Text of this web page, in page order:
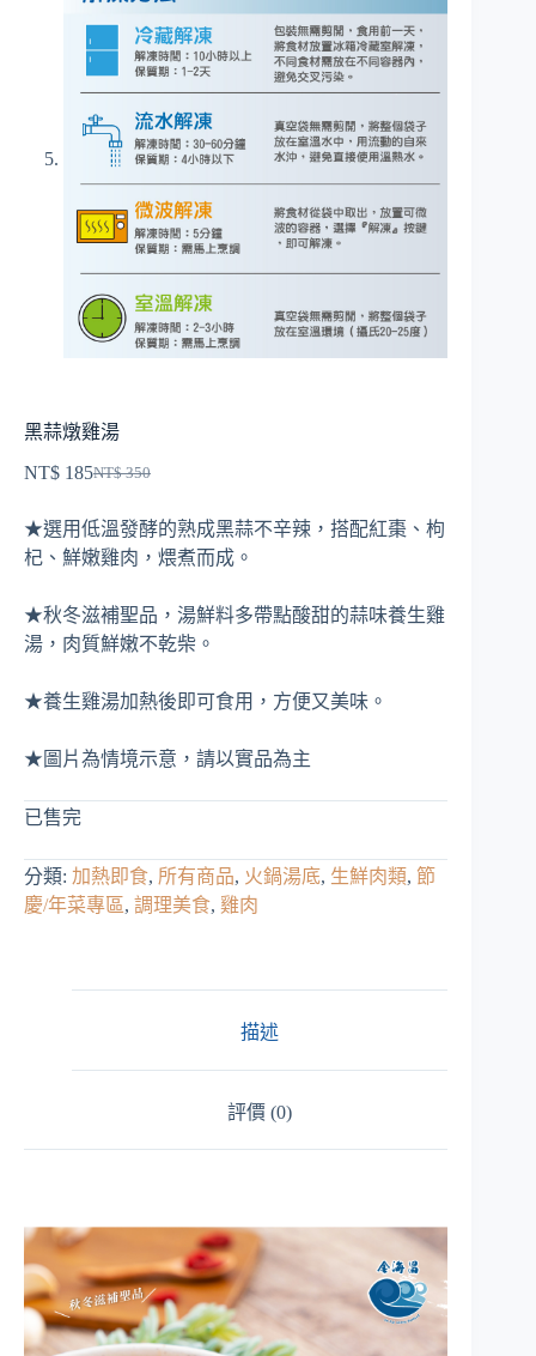
黑蒜燉雞湯
NT$350
始
價
NT$ 350。
NT$ 185
前
價
NT$ 185。
★選用低溫發酵的熟成黑蒜不辛辣，搭配紅棗、枸
杞、鮮嫩雞肉，煨煮而成。
★秋冬滋補聖品，湯鮮料多帶點酸甜的蒜味養生雞
湯，肉質鮮嫩不乾柴。
★養生雞湯加熱後即可食用，方便又美味。
★圖片為情境示意，請以實品為主
已售完
分類: 加熱即食, 所有商品, 火鍋湯底, 生鮮肉類, 節
慶/年菜專區, 調理美食, 雞肉
描述
評價 (0)